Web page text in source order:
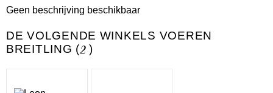
Geen beschrijving beschikbaar
DE VOLGENDE WINKELS VOEREN
BREITLING (2 )